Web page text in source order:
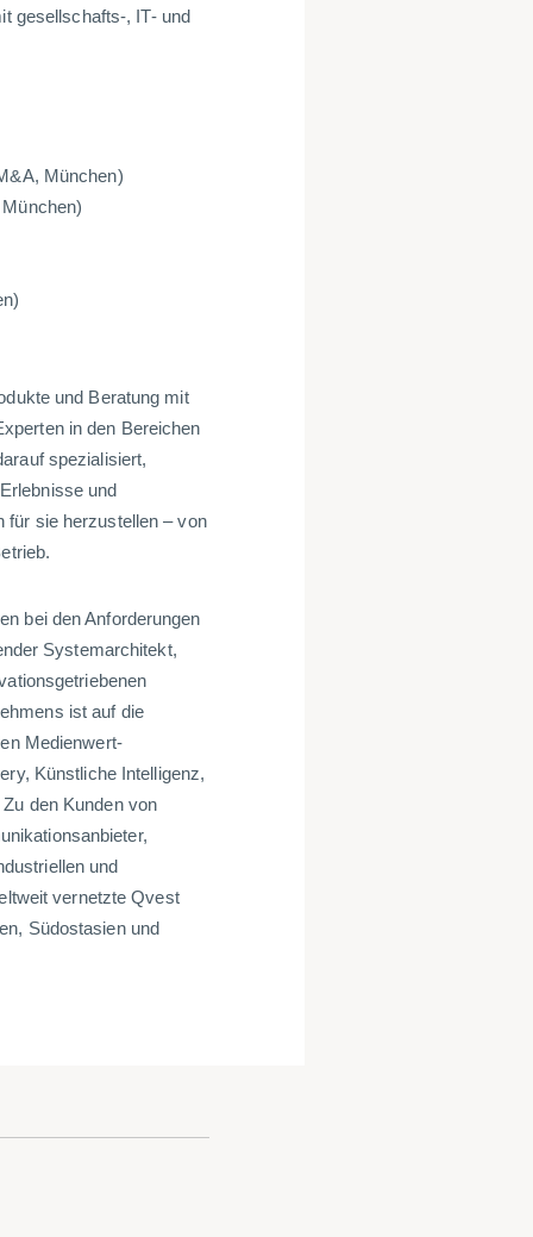
gesellschafts-, IT- und
München)
und Beratung mit
in den Bereichen
spezialisiert,
und
für sie herzustellen – von
bei den Anforderungen
Systemarchitekt,
ist auf die
Medienwert-
Künstliche Intelligenz,
den Kunden von
und
vernetzte Qvest
Südostasien und